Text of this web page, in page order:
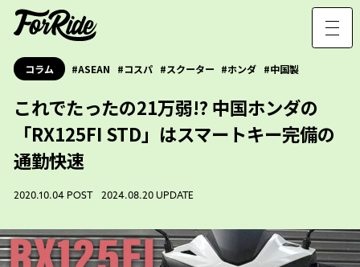
コラム ASEAN コスパ スクーター ホンダ 中国製
これでたったの21万弱!? 中国ホンダの
「RX125FI STD」はスマートキー完備の
通勤快速
2020.10.04 POST 2024.08.20 UPDATE